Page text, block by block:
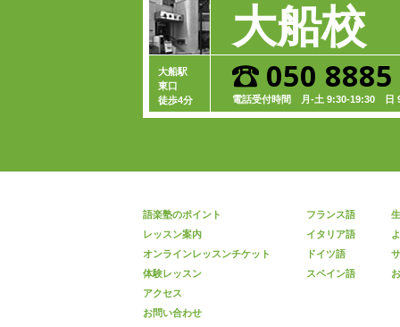
大船校
大船駅
東口
徒歩4分
050
電話受付時間 月-土 9:30-19:30 日
語楽塾のポイント
レッスン案内
オンラインレッスンチケット
体験レッスン
アクセス
お問い合わせ
フランス語
イタリア語
ドイツ語
スペイン語